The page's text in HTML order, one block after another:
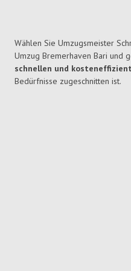
Wählen Sie Umzugsmeister
Umzug Bremerhaven Bari und
schnellen und
Bedürfnisse zugeschnitten ist.